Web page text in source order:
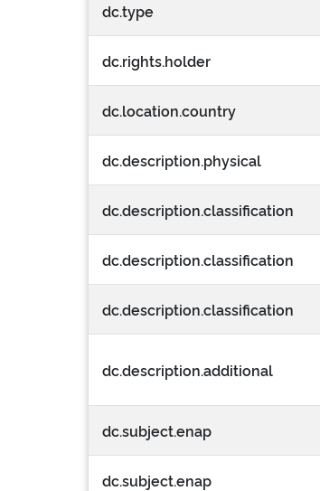
dc.type
dc.rights.holder
dc.location.country
dc.description.physical
dc.description.classification
dc.description.classification
dc.description.classification
dc.description.additional
dc.subject.enap
dc.subject.enap